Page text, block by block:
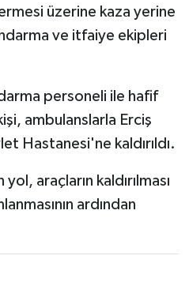
üzerine kaza yerine
ve itfaiye ekipleri
personeli ile hafif
ambulanslarla Erciş
Hastanesi'ne kaldırıldı.
araçların kaldırılması
ardından